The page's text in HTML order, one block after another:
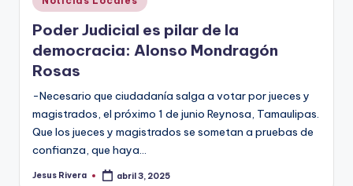
en
Poder Judicial es pilar de la
democracia: Alonso Mondragón
Rosas
-Necesario que ciudadanía salga a votar por jueces y
magistrados, el próximo 1 de junio Reynosa, Tamaulipas.
Que los jueces y magistrados se sometan a pruebas de
confianza, que haya…
Publicado
Jesus Rivera abril 3, 2025